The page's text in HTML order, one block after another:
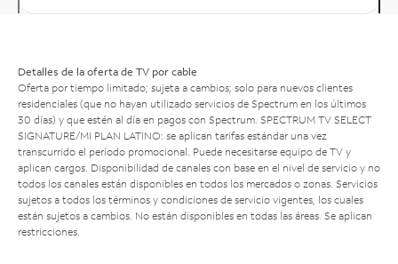
Detalles de la oferta de TV por cable
Oferta por tiempo limitado; sujeta a cambios; solo para nuevos clientes
residenciales (que no hayan utilizado servicios de Spectrum en los últimos
30 días) y que estén al día en pagos con Spectrum. SPECTRUM TV SELECT
SIGNATURE/MI PLAN LATINO: se aplican tarifas estándar una vez
transcurrido el período promocional. Puede necesitarse equipo de TV y
aplican cargos. Disponibilidad de canales con base en el nivel de servicio y no
todos los canales están disponibles en todos los mercados o zonas. Servicios
sujetos a todos los términos y condiciones de servicio vigentes, los cuales
están sujetos a cambios. No están disponibles en todas las áreas. Se aplican
restricciones.